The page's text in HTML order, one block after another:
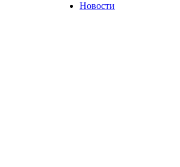
Новости